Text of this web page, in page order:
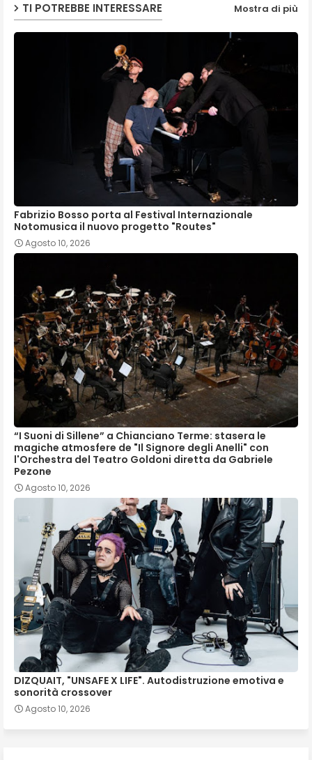
TI POTREBBE INTERESSARE Mostra di più
Fabrizio Bosso porta al Festival Internazionale
Notomusica il nuovo progetto "Routes"
Agosto 10, 2026
“I Suoni di Sillene” a Chianciano Terme: stasera le
magiche atmosfere de "Il Signore degli Anelli" con
l'Orchestra del Teatro Goldoni diretta da Gabriele
Pezone
Agosto 10, 2026
DIZQUAIT, "UNSAFE X LIFE". Autodistruzione emotiva e
sonorità crossover
Agosto 10, 2026